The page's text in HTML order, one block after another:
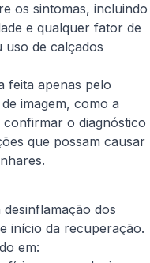
os sintomas, incluindo
e qualquer fator de
de calçados
feita apenas pelo
imagem, como a
o diagnóstico
que possam causar
dos
início da recuperação.
em: